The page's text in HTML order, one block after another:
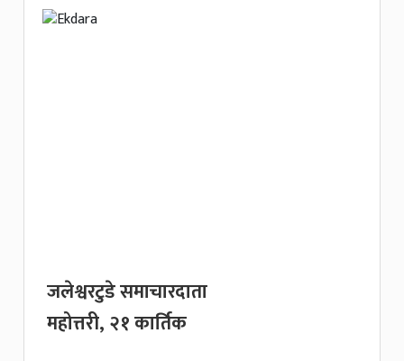
जलेश्वरटुडे समाचारदाता
महोत्तरी, २१ कार्तिक